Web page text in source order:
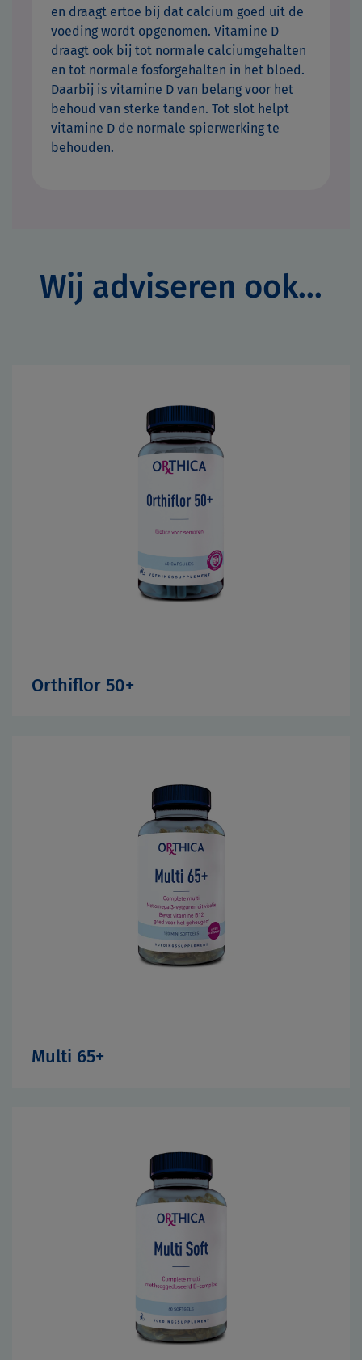
en draagt ertoe bij dat calcium goed uit de
voeding wordt opgenomen. Vitamine D
draagt ook bij tot normale calciumgehalten
en tot normale fosforgehalten in het bloed.
Daarbij is vitamine D van belang voor het
behoud van sterke tanden. Tot slot helpt
vitamine D de normale spierwerking te
behouden.
Wij adviseren ook...
Orthiflor 50+
Multi 65+